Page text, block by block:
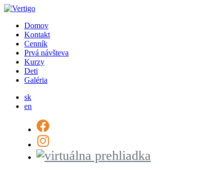
Domov
Kontakt
Cenník
Prvá návšteva
Kurzy
Deti
Galéria
sk
en